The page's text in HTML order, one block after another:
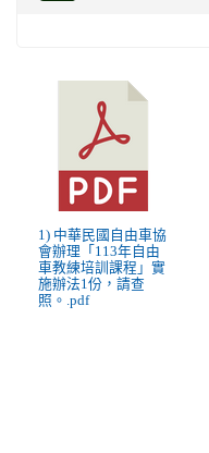
1) 中華民國自由車協
會辦理「113年自由
車教練培訓課程」實
施辦法1份，請查
照。.pdf